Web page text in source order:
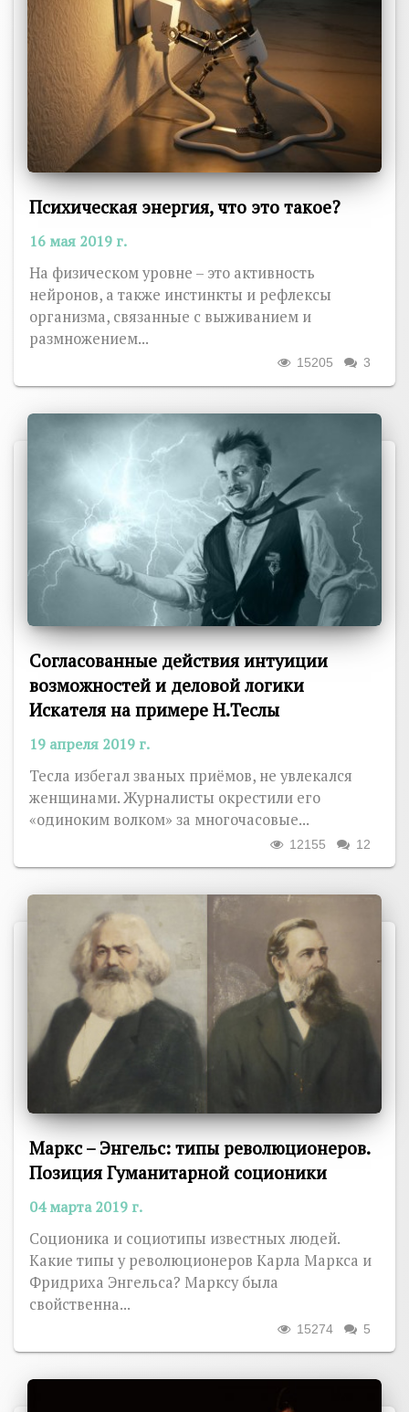
Психическая энергия, что это такое?
16 мая 2019 г.
На физическом уровне – это активность
нейронов, а также инстинкты и рефлексы
организма, связанные с выживанием и
размножением...
3
15205
Согласованные действия интуиции
возможностей и деловой логики
Искателя на примере Н.Теслы
19 апреля 2019 г.
Тесла избегал званых приёмов, не увлекался
женщинами. Журналисты окрестили его
«одиноким волком» за многочасовые...
12
12155
Маркс – Энгельс: типы революционеров.
Позиция Гуманитарной соционики
04 марта 2019 г.
Соционика и социотипы известных людей.
Какие типы у революционеров Карла Маркса и
Фридриха Энгельса? Марксу была
свойственна...
5
15274